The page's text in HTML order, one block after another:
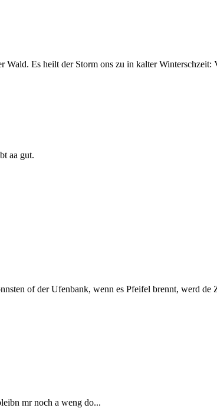
Es heilt der Storm ons zu in kalter
aa gut.
of der Ufenbank, wenn es Pfeifel brennt, werd
mr noch a weng do...